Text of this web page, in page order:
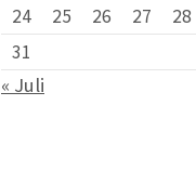
24
25 26 27 28
31
« Juli